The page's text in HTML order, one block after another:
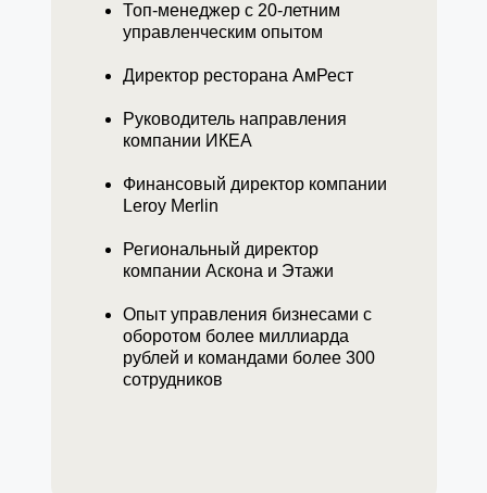
Топ-менеджер с 20-летним
управленческим опытом
Директор ресторана АмРест
Руководитель направления
компании ИКЕА
Финансовый директор компании
Leroy Merlin
Региональный директор
компании Аскона и Этажи
Опыт управления бизнесами с
оборотом более миллиарда
рублей и командами более 300
сотрудников